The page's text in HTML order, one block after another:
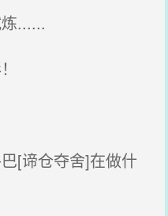
......
[谛仓夺舍]在做什